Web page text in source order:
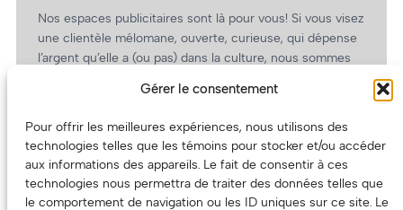
Gérer le consentement
Pour offrir les meilleures expériences, nous utilisons des
technologies telles que les témoins pour stocker et/ou accéder
aux informations des appareils. Le fait de consentir à ces
technologies nous permettra de traiter des données telles que
le comportement de navigation ou les ID uniques sur ce site. Le
Nos espaces publicitaires sont là pour vous! Si vous visez
une clientèle mélomane, ouverte, curieuse, qui dépense
l’argent qu’elle a (ou pas) dans la culture, nous sommes
revient.
(Oui, on va avoir des tarifs spéciaux pour vous, les
artistes!)